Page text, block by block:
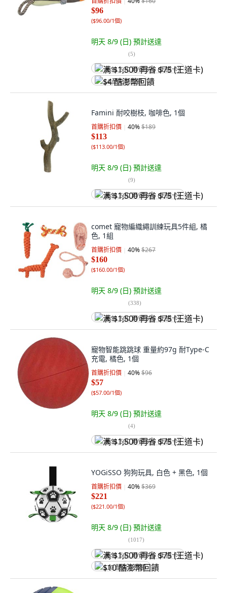
$96
($96.00/1個)
明天 8/9 (日) 預計送達
(5)
满 $1,500 再省 $75 (王道卡)
$4 酷澎幣回饋
Famini 耐咬樹枝, 咖啡色, 1個
首購折扣價 40%$189
$113
($113.00/1個)
明天 8/9 (日) 預計送達
(9)
满 $1,500 再省 $75 (王道卡)
comet 寵物編織繩訓練玩具5件組, 橘
色, 1組
首購折扣價 40%$267
$160
($160.00/1個)
明天 8/9 (日) 預計送達
(338)
满 $1,500 再省 $75 (王道卡)
寵物智能跳跳球 重量約97g 耐Type-C
充電, 橘色, 1個
首購折扣價 40%$96
$57
($57.00/1個)
明天 8/9 (日) 預計送達
(4)
满 $1,500 再省 $75 (王道卡)
YOGiSSO 狗狗玩具, 白色 + 黑色, 1個
首購折扣價 40%$369
$221
($221.00/1個)
明天 8/9 (日) 預計送達
(1017)
满 $1,500 再省 $75 (王道卡)
$10 酷澎幣回饋